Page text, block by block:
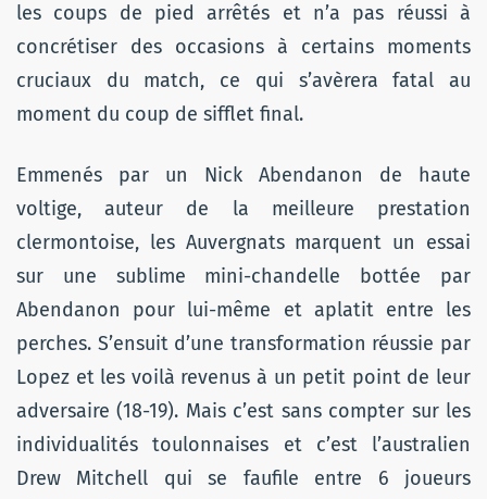
les coups de pied arrêtés et n’a pas réussi à
concrétiser des occasions à certains moments
cruciaux du match, ce qui s’avèrera fatal au
moment du coup de sifflet final.
Emmenés par un Nick Abendanon de haute
voltige, auteur de la meilleure prestation
clermontoise, les Auvergnats marquent un essai
sur une sublime mini-chandelle bottée par
Abendanon pour lui-même et aplatit entre les
perches. S’ensuit d’une transformation réussie par
Lopez et les voilà revenus à un petit point de leur
adversaire (18-19). Mais c’est sans compter sur les
individualités toulonnaises et c’est l’australien
Drew Mitchell qui se faufile entre 6 joueurs